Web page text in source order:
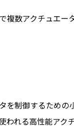
複数アクチュエー
を制御するための
われる高性能アク